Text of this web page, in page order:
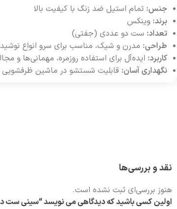
جنس: تمام استیل ضد زنگ با کیفیت بالا
برند: وینکس
تعداد: ست دو عددی (جفتی)
طراحی: مدرن و شیک، مناسب برای سرو انواع
کاربرد: ایده‌آل برای استفاده روزمره، مهمانی‌ها و
نگهداری آسان: قابلیت شستشو در ماشین ظرفشویی
نقد و بررسی‌ها
هنوز بررسی‌ای ثبت نشده است.
اولین کسی باشید که دیدگاهی می نویسد “سینی ست